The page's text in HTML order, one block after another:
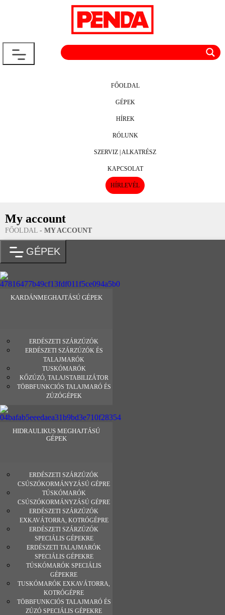
FŐOLDAL
GÉPEK
HÍREK
RÓLUNK
SZERVIZ | ALKATRÉSZ
KAPCSOLAT
HÍRLEVÉL
My account
FŐOLDAL - MY ACCOUNT
GÉPEK
KARDÁNMEGHAJTÁSÚ GÉPEK
ERDÉSZETI SZÁRZÚZÓK
ERDÉSZETI SZÁRZÚZÓK ÉS
TALAJMARÓK
TUSKÓMARÓK
KŐZÚZÓ, TALAJSTABILIZÁTOR
TÖBBFUNKCIÓS TALAJMARÓ ÉS
ZÚZÓGÉPEK
HIDRAULIKUS MEGHAJTÁSÚ
GÉPEK
ERDÉSZETI SZÁRZÚZÓK
CSÚSZÓKORMÁNYZÁSÚ GÉPRE
TÚSKÓMARÓK
CSÚSZÓKORMÁNYZÁSÚ GÉPRE
ERDÉSZETI SZÁRZÚZÓK
EXKAVÁTORRA, KOTRÓGÉPRE
ERDÉSZETI SZÁRZÚZÓK
SPECIÁLIS GÉPEKRE
ERDÉSZETI TALAJMARÓK
SPECIÁLIS GÉPEKRE
TÚSKÓMARÓK SPECIÁLIS
GÉPEKRE
TUSKÓMARÓK EXKAVÁTORRA,
KOTRÓGÉPRE
TÖBBFUNKCIÓS TALAJMARÓ ÉS
ZÚZÓ SPECIÁLIS GÉPEKRE